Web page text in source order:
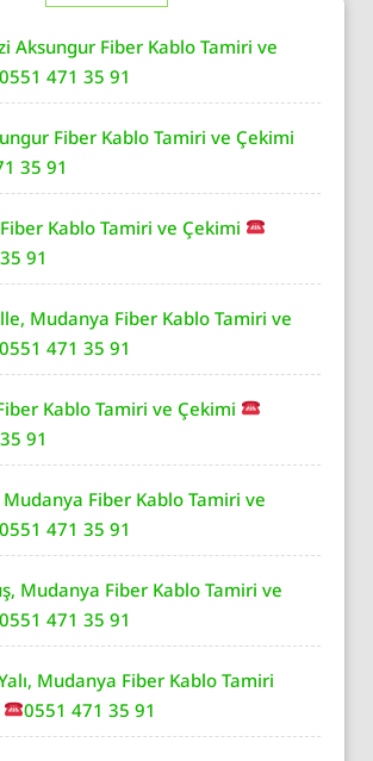
Aksungur Fiber Kablo Tamiri ve
0551 471 35 91
Fiber Kablo Tamiri ve Çekimi
35 91
Kablo Tamiri ve Çekimi
91
Mudanya Fiber Kablo Tamiri ve
0551 471 35 91
Kablo Tamiri ve Çekimi
91
Fiber Kablo Tamiri ve
0551 471 35 91
Mudanya Fiber Kablo Tamiri ve
0551 471 35 91
Mudanya Fiber Kablo Tamiri
0551 471 35 91